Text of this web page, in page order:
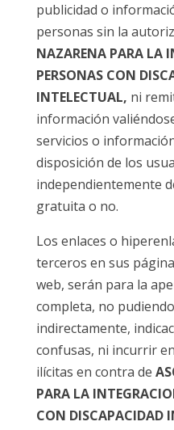
publicidad o
personas sin la
NAZARENA PARA LA
PERSONAS CON
INTELECTUAL, ni
información
servicios o
disposición de los
independientemente
gratuita o no.
Los enlaces o
terceros en sus
web, serán para la
completa, no
indirectamente,
confusas, ni incurrir
ilícitas en contra de
PARA LA
CON DISCAPACIDAD